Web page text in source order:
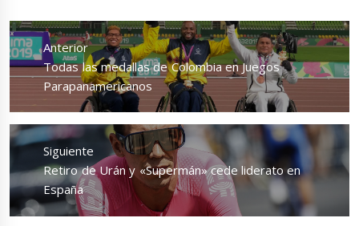
Navegación
de
entradas
Anterior
Entrada
anterior:
Todas las medallas de Colombia en Juegos
Parapanamericanos
Siguiente
Entrada
siguiente:
Retiro de Urán y «Supermán» cede liderato en
España